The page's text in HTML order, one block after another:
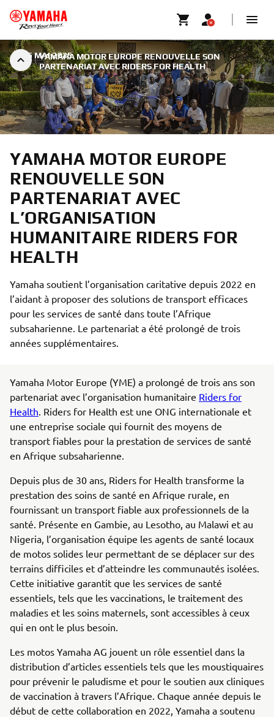
YAMAHA MOTOR EUROPE RENOUVELLE SON
PARTENARIAT AVEC RIDERS FOR HEALTH
25 MAI 2025
YAMAHA MOTOR EUROPE
RENOUVELLE SON
PARTENARIAT AVEC
L’ORGANISATION
HUMANITAIRE RIDERS FOR
HEALTH
Yamaha soutient l’organisation caritative depuis 2022 en
l’aidant à proposer des solutions de transport efficaces
pour les services de santé dans toute l’Afrique
subsaharienne. Le partenariat a été prolongé de trois
années supplémentaires.
Yamaha Motor Europe (YME) a prolongé de trois ans son
partenariat avec l’organisation humanitaire Riders for
Health. Riders for Health est une ONG internationale et
une entreprise sociale qui fournit des moyens de
transport fiables pour la prestation de services de santé
en Afrique subsaharienne.
Depuis plus de 30 ans, Riders for Health transforme la
prestation des soins de santé en Afrique rurale, en
fournissant un transport fiable aux professionnels de la
santé. Présente en Gambie, au Lesotho, au Malawi et au
Nigeria, l’organisation équipe les agents de santé locaux
de motos solides leur permettant de se déplacer sur des
terrains difficiles et d’atteindre les communautés isolées.
Cette initiative garantit que les services de santé
essentiels, tels que les vaccinations, le traitement des
maladies et les soins maternels, sont accessibles à ceux
qui en ont le plus besoin.
Les motos Yamaha AG jouent un rôle essentiel dans la
distribution d’articles essentiels tels que les moustiquaires
pour prévenir le paludisme et pour le soutien aux cliniques
de vaccination à travers l’Afrique. Chaque année depuis le
début de cette collaboration en 2022, Yamaha a soutenu